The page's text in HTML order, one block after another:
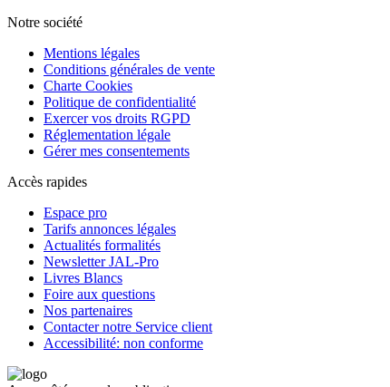
Notre société
Mentions légales
Conditions générales de vente
Charte Cookies
Politique de confidentialité
Exercer vos droits RGPD
Réglementation légale
Gérer mes consentements
Accès rapides
Espace pro
Tarifs annonces légales
Actualités formalités
Newsletter JAL-Pro
Livres Blancs
Foire aux questions
Nos partenaires
Contacter notre Service client
Accessibilité: non conforme